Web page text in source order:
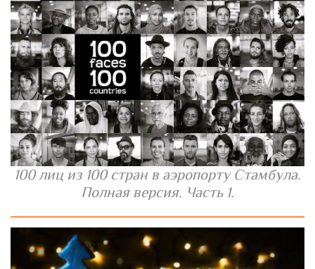
100 лиц из 100 стран в аэропорту Стамбула.
Полная версия. Часть 1.